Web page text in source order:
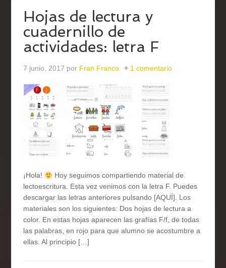
Hojas de lectura y
cuadernillo de
actividades: letra F
7 junio, 2017 por Fran Franco 1 comentario
¡Hola!
Hoy seguimos compartiendo material de
lectoescritura. Esta vez venimos con la letra F. Puedes
descargar las letras anteriores pulsando [AQUÍ]. Los
materiales son los siguientes: Dos hojas de lectura a
color. En estas hojas aparecen las grafías F/f, de todas
las palabras, en rojo para que alumno se acostumbre a
ellas. Al principio […]